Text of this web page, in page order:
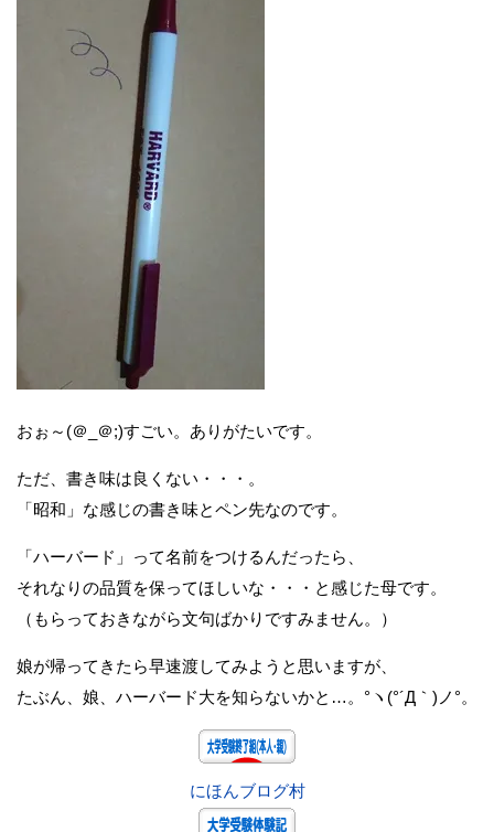
おぉ～(＠_＠;)すごい。ありがたいです。
ただ、書き味は良くない・・・。
「昭和」な感じの書き味とペン先なのです。
「ハーバード」って名前をつけるんだったら、
それなりの品質を保ってほしいな・・・と感じた母です。
（もらっておきながら文句ばかりですみません。）
娘が帰ってきたら早速渡してみようと思いますが、
たぶん、娘、ハーバード大を知らないかと…。°ヽ(°´Д｀)ノ°。
にほんブログ村